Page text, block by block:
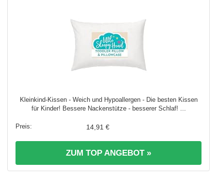
Kleinkind-Kissen - Weich und Hypoallergen - Die besten Kissen
für Kinder! Bessere Nackenstütze - besserer Schlaf! ...
14,91 €
ZUM TOP ANGEBOT »